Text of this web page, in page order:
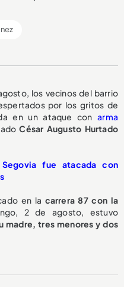
los vecinos del barrio
por los gritos de
en un ataque conarma
César Augusto Hurtado
fue atacada con
en la carrera 87 con la
2 de agosto, estuvo
madre, tres menores y dos